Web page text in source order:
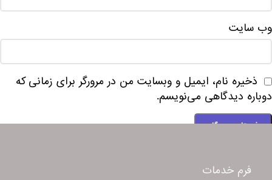
وب‌ سایت
ذخیره نام، ایمیل و وبسایت من در مرورگر برای زمانی که
دوباره دیدگاهی می‌نویسم.
فرم خدمات